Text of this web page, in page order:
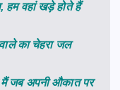
हम वहां खड़े होते हैं
का चेहरा जल
मैं जब अपनी औकात पर